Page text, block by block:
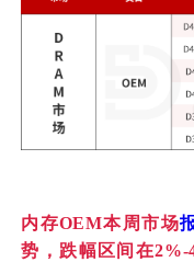
内存OEM本周市场
势，跌幅区间在